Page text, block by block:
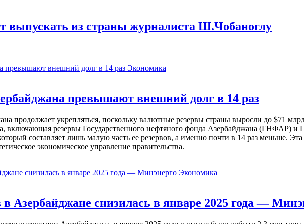
выпускать из страны журналиста Ш.Чобаноглу
Экономика
превышают внешний долг в 14 раз
продолжает укрепляться, поскольку валютные резервы страны выросли до $71
включающая резервы Государственного нефтяного фонда Азербайджана (ГНФАР) и
составляет лишь малую часть ее резервов, а именно почти в 14 раз меньше.
экономическое управление правительства.
Экономика
в Азербайджане снизилась в январе 2025 года —